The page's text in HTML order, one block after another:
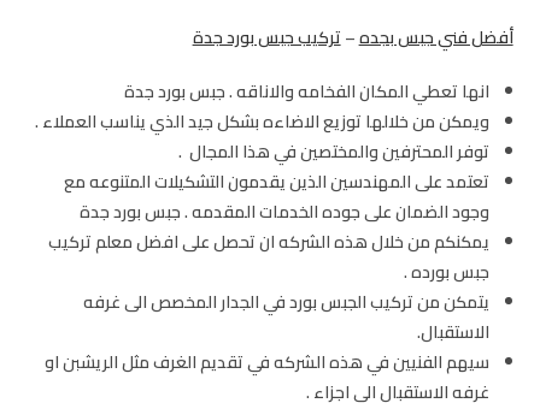
أفضل فني جبس بجده–تركيب جبس بورد جدة
انها تعطي المكان الفخامه والاناقه . جبس بورد جدة
ويمكن من خلالها توزيع الاضاءه بشكل جيد الذي يناسب العملاء .
توفر المحترفين والمختصين في هذا المجال .
تعتمد على المهندسين الذين يقدمون التشكيلات المتنوعه مع
وجود الضمان على جوده الخدمات المقدمه . جبس بورد جدة
يمكنكم من خلال هذه الشركه ان تحصل على افضل معلم تركيب
جبس بورده .
يتمكن من تركيب الجبس بورد في الجدار المخصص الى غرفه
الاستقبال.
سيهم الفنيين في هذه الشركه في تقديم الغرف مثل الريشبن او
غرفه الاستقبال الى اجزاء .